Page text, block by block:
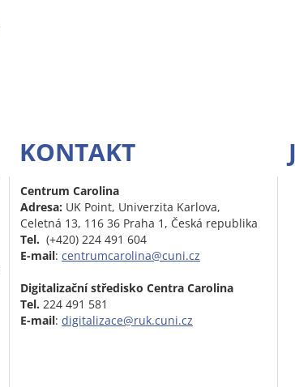
KONTAKT
Centrum Carolina
Adresa: UK Point, Univerzita Karlova,
Celetná 13, 116 36 Praha 1, Česká republika
Tel. (+420) 224 491 604
E-mail: centrumcarolina@cuni.cz
Digitalizační středisko Centra Carolina
Tel. 224 491 581
E-mail: digitalizace@ruk.cuni.cz